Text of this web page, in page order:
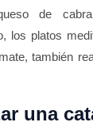
de
los platos
también
una